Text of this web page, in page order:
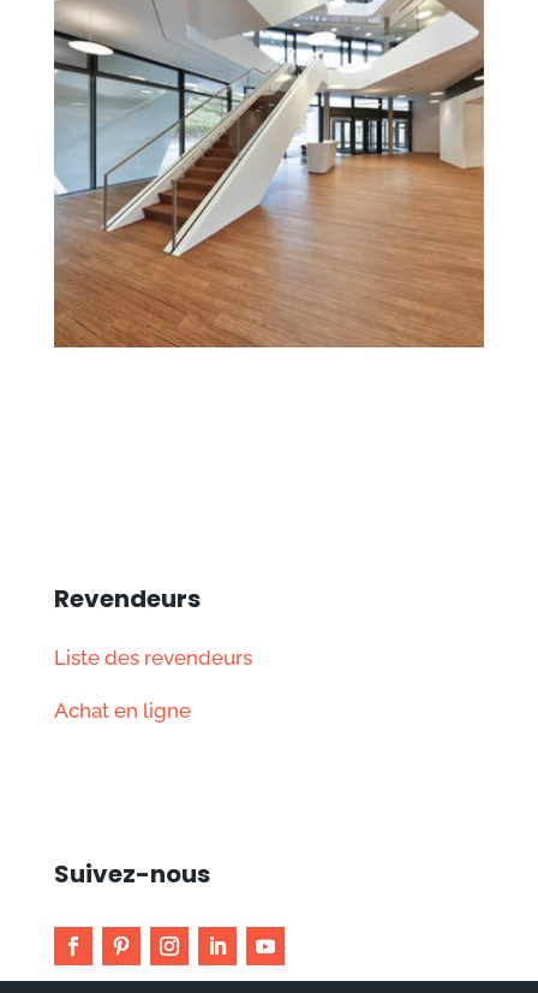
Revendeurs
Liste des revendeurs
Achat en ligne
Suivez-nous